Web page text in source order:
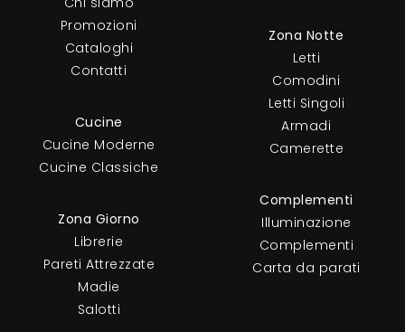
Promozioni
Cataloghi
Contatti
Cucine
Cucine Moderne
Cucine Classiche
Zona Giorno
Librerie
Pareti Attrezzate
Madie
Salotti
Zona Notte
Letti
Comodini
Letti Singoli
Armadi
Camerette
Complementi
Illuminazione
Complementi
Carta da parati